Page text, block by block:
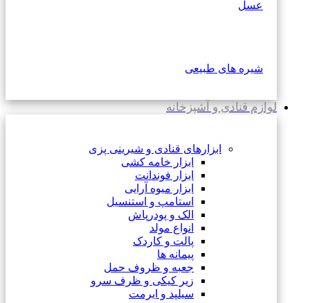
عسل
شیره های طبیعی
لوازم قنادی و آشپزخانه
ابزارهای قنادی و شیرینی پزی
ابزار خامه کشی
ابزار فوندانت
ابزار میوه آرایی
استامپ و استنسیل
الک و پودرپاش
انواع مولد
پالت و کاردک
پیمانه ها
جعبه و ظروف حمل
زیر کیکی و ظرف سرو
سیلپد و ایرمت